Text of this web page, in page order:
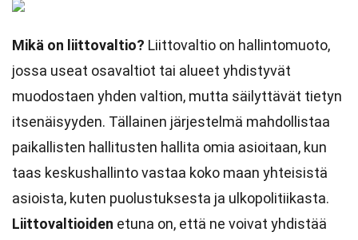
Mikä on liittovaltio? Liittovaltio on hallintomuoto,
jossa useat osavaltiot tai alueet yhdistyvät
muodostaen yhden valtion, mutta säilyttävät tietyn
itsenäisyyden. Tällainen järjestelmä mahdollistaa
paikallisten hallitusten hallita omia asioitaan, kun
taas keskushallinto vastaa koko maan yhteisistä
asioista, kuten puolustuksesta ja ulkopolitiikasta.
Liittovaltioiden etuna on, että ne voivat yhdistää